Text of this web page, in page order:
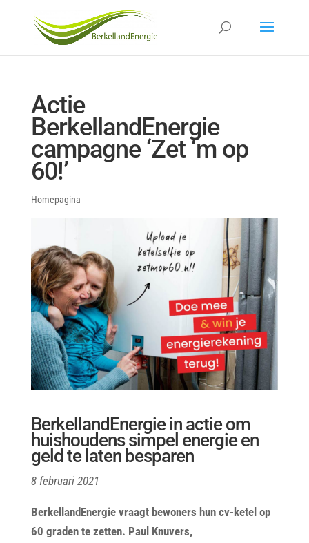
Actie
BerkellandEnergie
campagne ‘Zet ‘m op
60!’
Homepagina
BerkellandEnergie in actie om
huishoudens simpel energie en
geld te laten besparen
8 februari 2021
BerkellandEnergie vraagt bewoners hun cv-ketel op
60 graden te zetten. Paul Knuvers,